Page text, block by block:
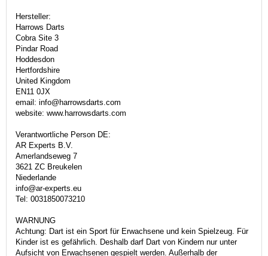
Hersteller:
Harrows Darts
Cobra Site 3
Pindar Road
Hoddesdon
Hertfordshire
United Kingdom
EN11 0JX
email: info@harrowsdarts.com
website: www.harrowsdarts.com
Verantwortliche Person DE:
AR Experts B.V.
Amerlandseweg 7
3621 ZC Breukelen
Niederlande
info@ar-experts.eu
Tel: 0031850073210
WARNUNG
Achtung: Dart ist ein Sport für Erwachsene und kein Spielzeug. Für
Kinder ist es gefährlich. Deshalb darf Dart von Kindern nur unter
Aufsicht von Erwachsenen gespielt werden. Außerhalb der